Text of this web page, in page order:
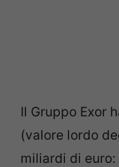
Il Gruppo Exor
(valore lordo
miliardi di